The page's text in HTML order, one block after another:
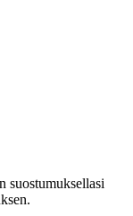
suostumuksellasi